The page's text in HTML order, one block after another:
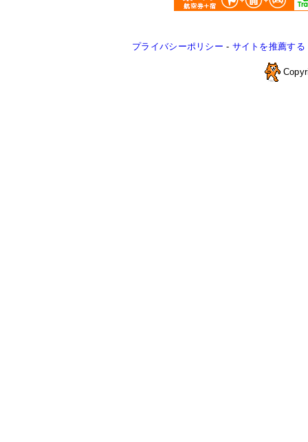
プライバシーポリシー - サイトを推薦する